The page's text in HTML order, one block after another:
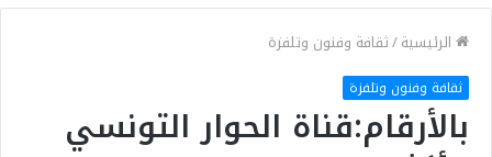
الرئيسية/ثقافة وفنون وتلفزة
ثقافة وفنون وتلفزة
بالأرقام:قناة الحوار التونسي